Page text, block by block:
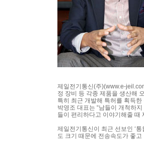
제일전기통신(주)(www.e-
정 장비 등 각종 제품을 생산해
특히 최근 개발해 특허를 획득
박영조 대표는 “남들이 개척하
들이 편리하다고 이야기해줄 때
제일전기통신이 최근 선보인 ‘
도 크기 때문에 전송속도가 좋